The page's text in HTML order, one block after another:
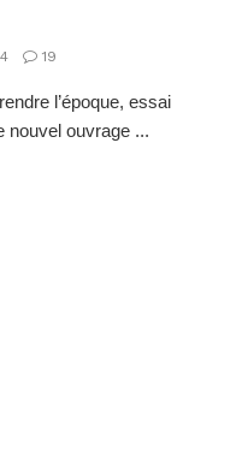
19
l’époque, essai
nouvel ouvrage ...